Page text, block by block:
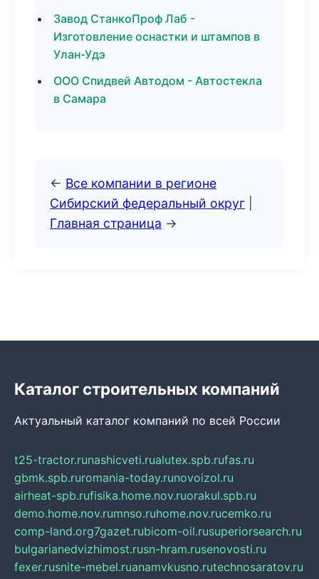
Завод СтанкоПроф Лаб -
Изготовление оснастки и штампов в
Улан-Удэ
ООО Спидвей Автодом - Автостекла
в Самара
← Все компании в регионе
Сибирский федеральный округ
Главная страница →
Каталог строительных компаний
Актуальный каталог компаний по всей России
t25-tractor.runashicveti.rualutex.spb.rufas.ru
gbmk.spb.ruromania-today.runovoizol.ru
airheat-spb.rufisika.home.nov.ruorakul.spb.ru
demo.home.nov.rumnso.ruhome.nov.rucemko.ru
comp-land.org7gazet.rubicom-oil.rusuperiorsearch.ru
bulgarianedvizhimost.rusn-hram.rusenovosti.ru
fexer.rusnite-mebel.ruanamvkusno.rutechnosaratov.ru